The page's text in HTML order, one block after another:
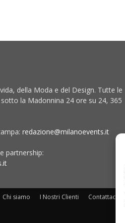
della Moda e del Design. Tutte le
la Madonnina 24 ore su 24, 365
redazione@milanoevents.it
partnership:
Chi siamo I Nostri Clienti Contattaci